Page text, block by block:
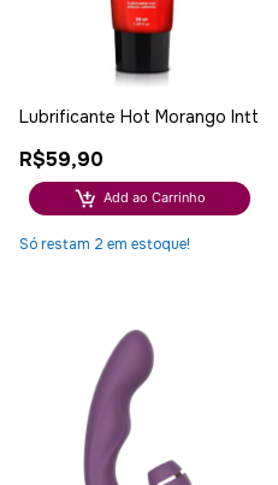
Lubrificante Hot Morango Intt
R$59,90
Add ao Carrinho
Só restam 2 em estoque!